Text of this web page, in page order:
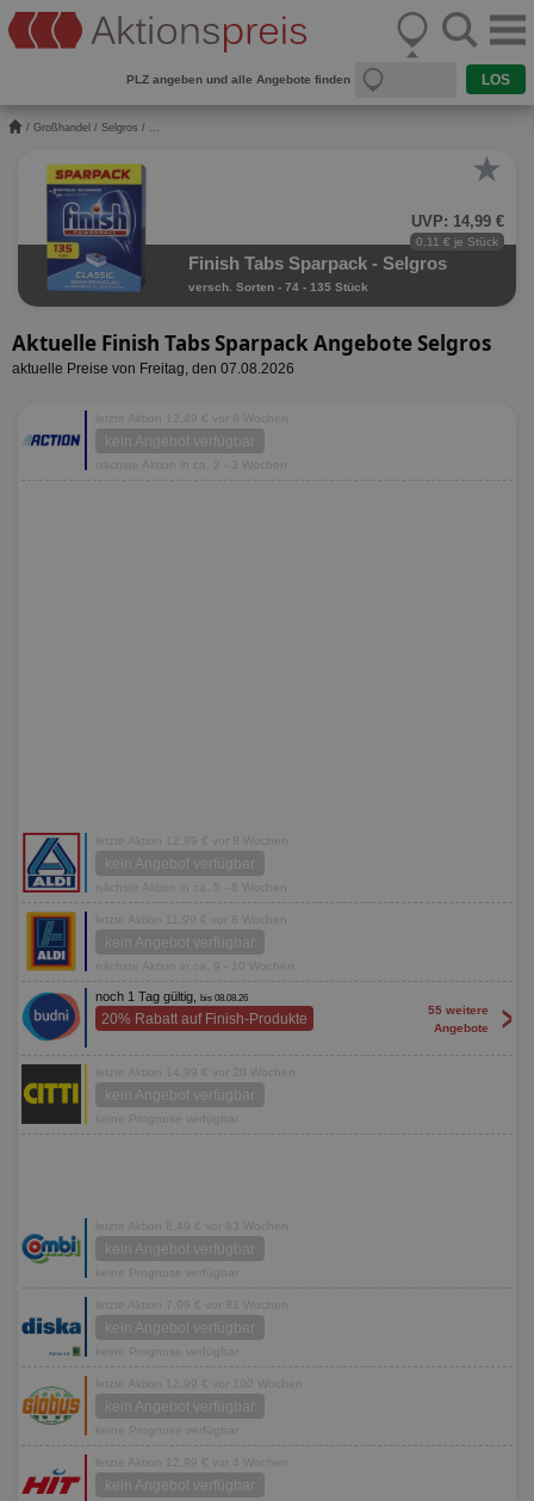
PLZ angeben und alle Angebote finden
/ Großhandel / Selgros / ...
★
UVP: 14,99 €
0,11 € je Stück
Finish Tabs Sparpack - Selgros
versch. Sorten - 74 - 135 Stück
Aktuelle Finish Tabs Sparpack Angebote Selgros
aktuelle Preise von Freitag, den 07.08.2026
letzte Aktion 12,49 € vor 8 Wochen
kein Angebot verfügbar
nächste Aktion in ca. 2 - 3 Wochen
letzte Aktion 12,99 € vor 8 Wochen
kein Angebot verfügbar
nächste Aktion in ca. 5 - 6 Wochen
letzte Aktion 11,99 € vor 8 Wochen
kein Angebot verfügbar
nächste Aktion in ca. 9 - 10 Wochen
noch 1 Tag gültig, bis 08.08.26
20% Rabatt auf Finish-Produkte
55 weitere
Angebote
>
letzte Aktion 14,99 € vor 20 Wochen
kein Angebot verfügbar
keine Prognose verfügbar
letzte Aktion 8,49 € vor 83 Wochen
kein Angebot verfügbar
keine Prognose verfügbar
letzte Aktion 7,99 € vor 83 Wochen
kein Angebot verfügbar
keine Prognose verfügbar
letzte Aktion 12,99 € vor 100 Wochen
kein Angebot verfügbar
keine Prognose verfügbar
letzte Aktion 12,99 € vor 4 Wochen
kein Angebot verfügbar